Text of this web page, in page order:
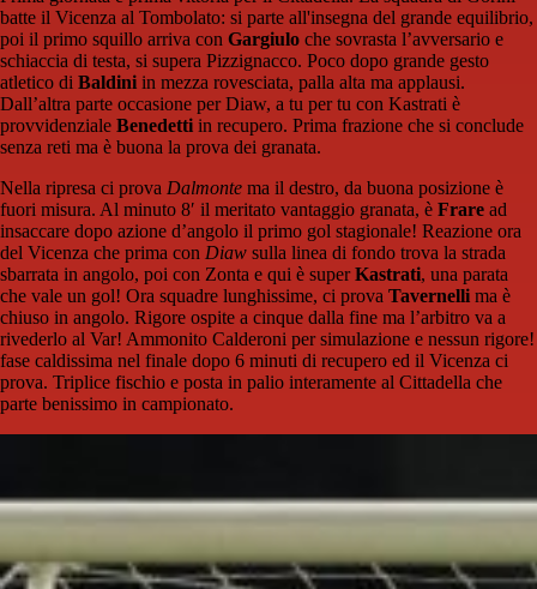
batte il Vicenza al Tombolato: si parte all'insegna del grande equilibrio,
poi il primo squillo arriva con Gargiulo che sovrasta l’avversario e
schiaccia di testa, si supera Pizzignacco. Poco dopo grande gesto
atletico di Baldini in mezza rovesciata, palla alta ma applausi.
Dall’altra parte occasione per Diaw, a tu per tu con Kastrati è
provvidenziale Benedetti in recupero. Prima frazione che si conclude
senza reti ma è buona la prova dei granata.
Nella ripresa ci prova Dalmonte ma il destro, da buona posizione è
fuori misura. Al minuto 8′ il meritato vantaggio granata, è Frare ad
insaccare dopo azione d’angolo il primo gol stagionale! Reazione ora
del Vicenza che prima con Diaw sulla linea di fondo trova la strada
sbarrata in angolo, poi con Zonta e qui è superKastrati, una parata
che vale un gol! Ora squadre lunghissime, ci prova Tavernelli ma è
chiuso in angolo. Rigore ospite a cinque dalla fine ma l’arbitro va a
rivederlo al Var! Ammonito Calderoni per simulazione e nessun rigore!
fase caldissima nel finale dopo 6 minuti di recupero ed il Vicenza ci
prova. Triplice fischio e posta in palio interamente al Cittadella che
parte benissimo in campionato.